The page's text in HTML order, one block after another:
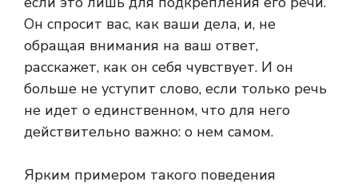
Он спросит вас, как ваши дела, и, не
обращая внимания на ваш ответ,
расскажет, как он себя чувствует. И он
больше не уступит слово, если только речь
не идет о единственном, что для него
действительно важно: о нем самом.
Ярким примером такого поведения